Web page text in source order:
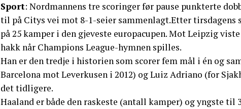
Sport: Nordmannens tre scoringer før pause punkterte
til på Citys vei mot 8-1-seier sammenlagt.Etter tirsdagens
på 25 kamper i den gjeveste europacupen. Mot Leipzig
hakk når Champions League-hymnen spilles.
Han er den tredje i historien som scorer fem mål i én og
Barcelona mot Leverkusen i 2012) og Luiz Adriano (for
det tidligere.
Haaland er både den raskeste (antall kamper) og yngste